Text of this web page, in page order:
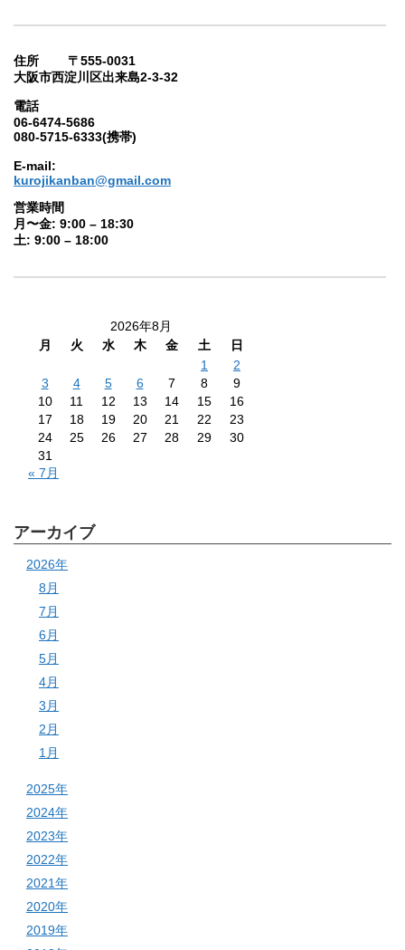
住所 〒555-0031
大阪市西淀川区出来島2-3-32
電話
06-6474-5686
080-5715-6333(携帯)
E-mail:
kurojikanban@gmail.com
営業時間
月〜金: 9:00 – 18:30
土: 9:00 – 18:00
2026年8月
月
火 水 木 金 土
日
1
2
3
4 5 6 7 8
9
10
11 12 13 14 15
16
17
18 19 20 21 22
23
24
25 26 27 28 29
30
31
« 7月
アーカイブ
2026年
8月
7月
6月
5月
4月
3月
2月
1月
2025年
2024年
2023年
2022年
2021年
2020年
2019年